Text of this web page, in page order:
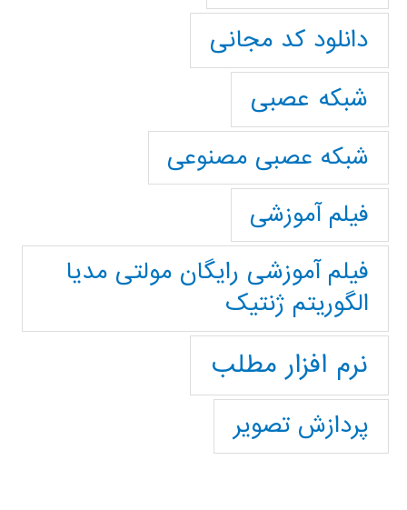
دانلود کد مجانی
شبکه عصبی
شبکه عصبی مصنوعی
فیلم آموزشی
فیلم آموزشی رایگان مولتی مدیا
الگوریتم ژنتیک
نرم افزار مطلب
پردازش تصویر